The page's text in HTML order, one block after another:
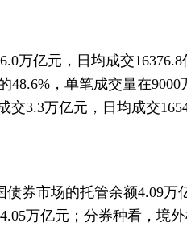
万亿元，日均成交
48.6%，单笔成交量在
交3.3万亿元，日均成交
债券市场的托管余额4.09
万亿元；分券种看，境